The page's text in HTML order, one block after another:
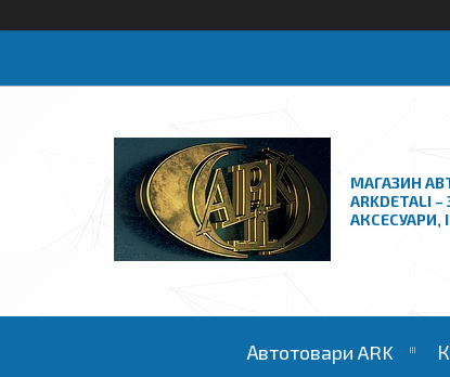
МАГАЗИН
ARKDETALI
АКСЕСУАРИ,
Автотовари ARK